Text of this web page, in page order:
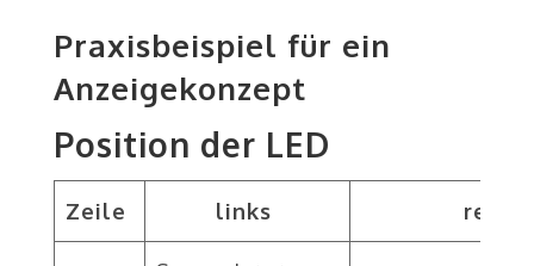
Praxisbeispiel für ein
Anzeigekonzept
Position der LED
Zeile links